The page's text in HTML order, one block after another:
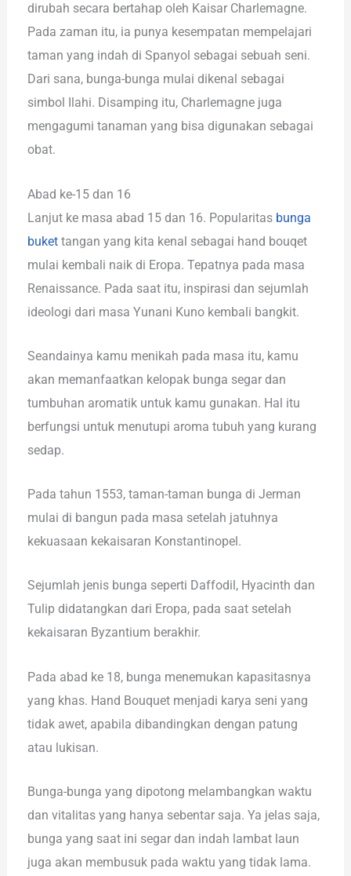
dirubah secara bertahap oleh Kaisar Charlemagne.
Pada zaman itu, ia punya kesempatan mempelajari
taman yang indah di Spanyol sebagai sebuah seni.
Dari sana, bunga-bunga mulai dikenal sebagai
simbol Ilahi. Disamping itu, Charlemagne juga
mengagumi tanaman yang bisa digunakan sebagai
obat.
Abad ke-15 dan 16
Lanjut ke masa abad 15 dan 16. Popularitas bunga
buket tangan yang kita kenal sebagai hand bouqet
mulai kembali naik di Eropa. Tepatnya pada masa
Renaissance. Pada saat itu, inspirasi dan sejumlah
ideologi dari masa Yunani Kuno kembali bangkit.
Seandainya kamu menikah pada masa itu, kamu
akan memanfaatkan kelopak bunga segar dan
tumbuhan aromatik untuk kamu gunakan. Hal itu
berfungsi untuk menutupi aroma tubuh yang kurang
sedap.
Pada tahun 1553, taman-taman bunga di Jerman
mulai di bangun pada masa setelah jatuhnya
kekuasaan kekaisaran Konstantinopel.
Sejumlah jenis bunga seperti Daffodil, Hyacinth dan
Tulip didatangkan dari Eropa, pada saat setelah
kekaisaran Byzantium berakhir.
Pada abad ke 18, bunga menemukan kapasitasnya
yang khas. Hand Bouquet menjadi karya seni yang
tidak awet, apabila dibandingkan dengan patung
atau lukisan.
Bunga-bunga yang dipotong melambangkan waktu
dan vitalitas yang hanya sebentar saja. Ya jelas saja,
bunga yang saat ini segar dan indah lambat laun
juga akan membusuk pada waktu yang tidak lama.